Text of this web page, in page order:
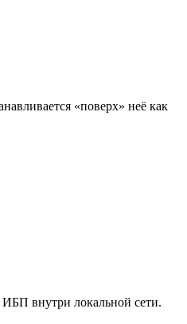
«поверх» неё как
ИБП внутри локальной сети.